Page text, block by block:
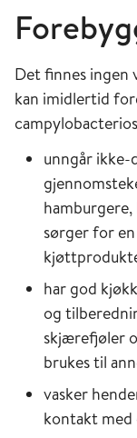
Det finnes ingen
kan imidlertid
unngår ikke-
sørger for
har god
og
skjærefjøler
brukes til
vasker
kontakt